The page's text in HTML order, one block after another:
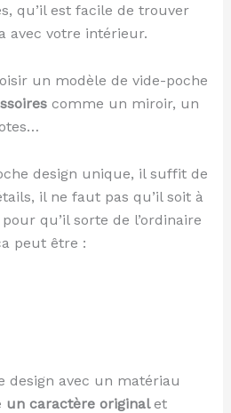
qu’il est facile de trouver
avec votre intérieur.
un modèle de vide-poche
comme un miroir, un
design unique, il suffit de
il ne faut pas qu’il soit à
qu’il sorte de l’ordinaire
peut être :
design avec un matériau
un caractère original et